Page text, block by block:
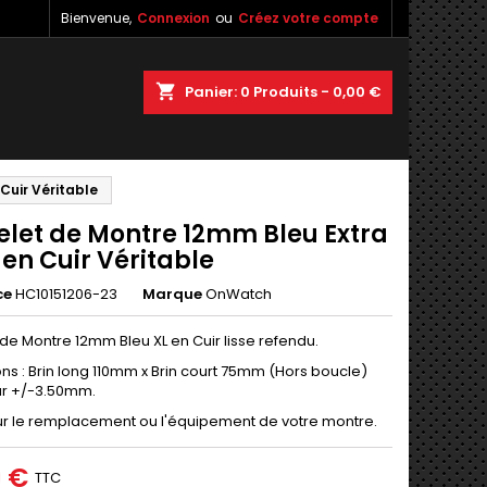
Bienvenue, Connexion ou Créez votre compte
shopping_cart Panier: 0 Produits - 0,00 €
Véritable
de Montre 12mm Bleu Extra
en Cuir Véritable
HC10151206-23 MarqueOnWatch
Montre 12mm Bleu XL en Cuir lisse refendu.
: Brin long 110mm x Brin court 75mm (Hors boucle)
+/-3.50mm.
le remplacement ou l'équipement de votre montre.
€ TTC